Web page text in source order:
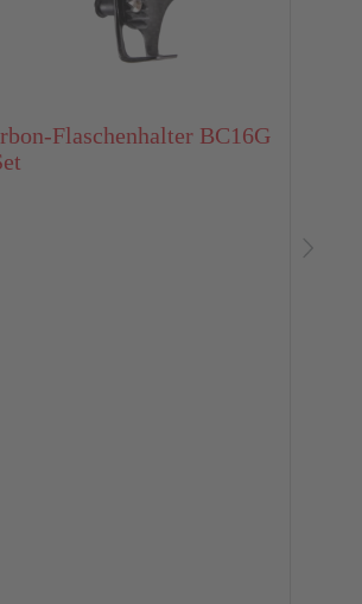
Flaschenhalter BC16G